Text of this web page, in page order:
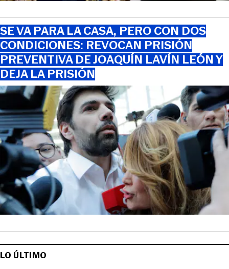
SE VA PARA LA CASA, PERO CON DOS
CONDICIONES: REVOCAN PRISIÓN
PREVENTIVA DE JOAQUÍN LAVÍN LEÓN Y
DEJA LA PRISIÓN
LO ÚLTIMO